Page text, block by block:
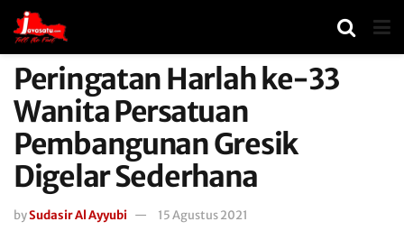
Peringatan Harlah ke-33
Wanita Persatuan
Pembangunan Gresik
Digelar Sederhana
bySudasir Al Ayyubi 15 Agustus 2021